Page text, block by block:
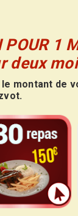
1
deux
montant de